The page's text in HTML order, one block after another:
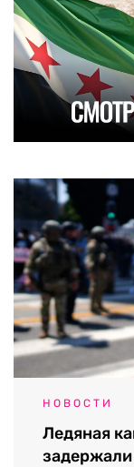
НОВОСТИ
Ледяная